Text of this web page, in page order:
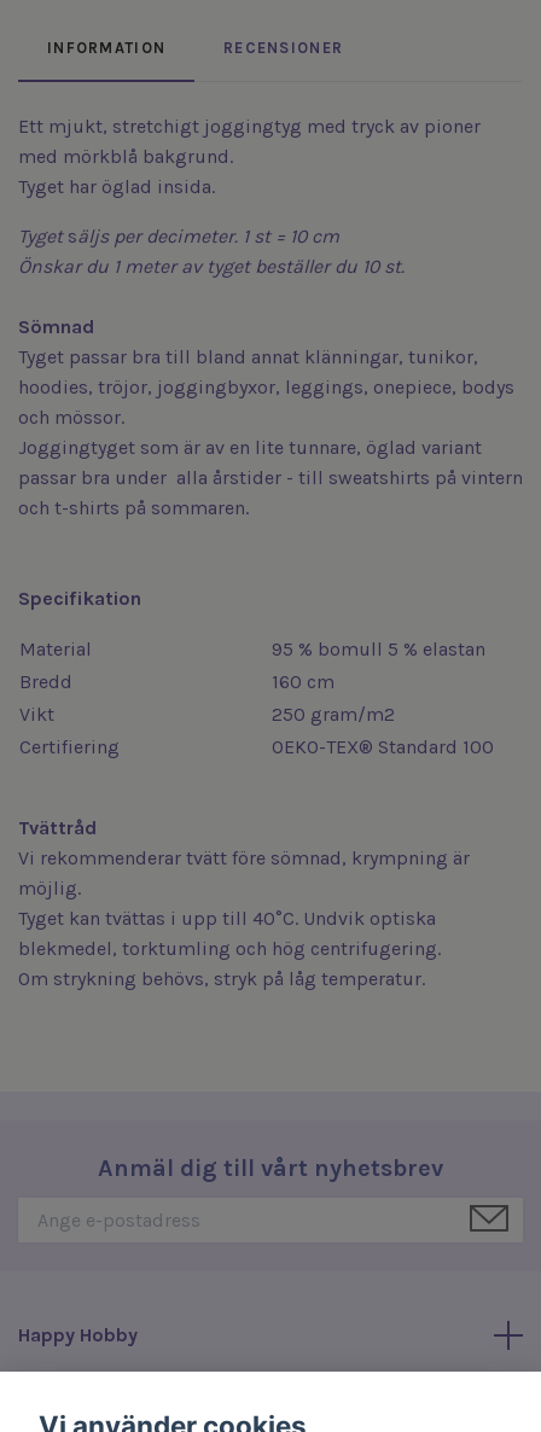
INFORMATION RECENSIONER
Ett mjukt, stretchigt joggingtyg med tryck av pioner
med mörkblå bakgrund.
Tyget har öglad insida.
Tyget säljsper decimeter. 1 st = 10 cm
Önskar du 1 meter av tyget beställer du 10 st.
Sömnad
Tyget passar bra till bland annat klänningar, tunikor,
hoodies, tröjor, joggingbyxor, leggings, onepiece, bodys
och mössor.
Joggingtyget som är av en lite tunnare, öglad variant
passar bra under alla årstider - till sweatshirts på vintern
och t-shirts på sommaren.
Specifikation
Material
95 % bomull 5 % elastan
Bredd
160 cm
Vikt
250 gram/m2
Certifiering
OEKO-TEX® Standard 100
Tvättråd
Vi rekommenderar tvätt före sömnad, krympning är
möjlig.
Tyget kan tvättas i upp till 40°C. Undvik optiska
blekmedel, torktumling och hög centrifugering.
Om strykning behövs, stryk på låg temperatur.
Anmäl dig till vårt nyhetsbrev
Happy Hobby